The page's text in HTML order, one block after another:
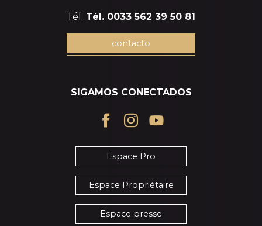
Tél. Tél. 0033 562 39 50 81
contacto
SIGAMOS CONECTADOS
Espace Pro
Espace Propriétaire
Espace presse